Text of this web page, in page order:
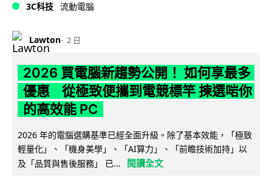
3C科技 流動電腦
Lawton 2 日
2026 買電腦新趨勢公開！ 如何享最多
優惠 從極致便攜到電競標竿 揀選啱你
的高效能 PC
2026 年的電腦選購基準已經全面升級。除了基本效能，「極致
輕量化」、「機身美學」、「AI算力」、「前瞻技術加持」以
及「品質與售後服務」 已...
閱讀全文